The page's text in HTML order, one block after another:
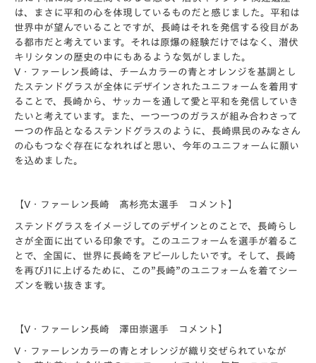
は、まさに平和の心を体現しているものだと感じました。平和は
世界中が望んでいることですが、長崎はそれを発信する役目があ
る都市だと考えています。それは原爆の経験だけではなく、潜伏
キリシタンの歴史の中にもあるような気がしました。
V・ファーレン長崎は、チームカラーの青とオレンジを基調とし
たステンドグラスが全体にデザインされたユニフォームを着用す
ることで、長崎から、サッカーを通して愛と平和を発信していき
たいと考えています。また、一つ一つのガラスが組み合わさって
一つの作品となるステンドグラスのように、長崎県民のみなさん
の心もつなぐ存在になれればと思い、今年のユニフォームに願い
を込めました。
【V・ファーレン長崎 髙杉亮太選手 コメント】
ステンドグラスをイメージしてのデザインとのことで、長崎らし
さが全面に出ている印象です。このユニフォームを選手が着るこ
とで、全国に、世界に長崎をアピールしたいです。そして、長崎
を再びJ1に上げるために、この”長崎”のユニフォームを着てシー
ズンを戦い抜きます。
【V・ファーレン長崎 澤田崇選手 コメント】
V・ファーレンカラーの青とオレンジが織り交ぜられていなが